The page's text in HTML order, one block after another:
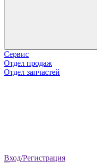
Сервис
Отдел продаж
Отдел запчастей
Вход/Регистрация